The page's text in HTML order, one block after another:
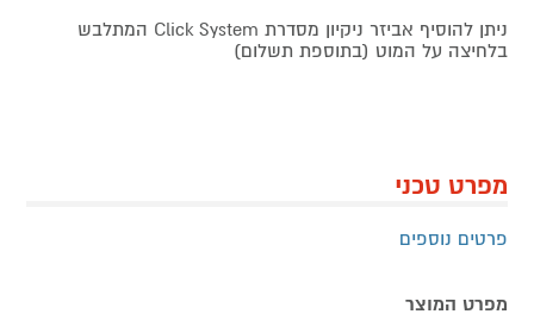
ניתן להוסיף אביזר ניקיון מסדרת Click System המתלבש
בלחיצה על המוט (בתוספת תשלום)
מפרט טכני
פרטים נוספים
מפרט המוצר